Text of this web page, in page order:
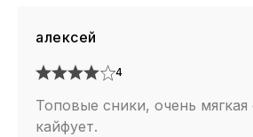
алексей
4
Топовые сники, очень мягкая
кайфует.